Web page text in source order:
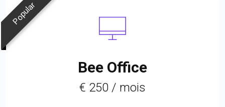
Bee Office
€ 250 / mois
Popular